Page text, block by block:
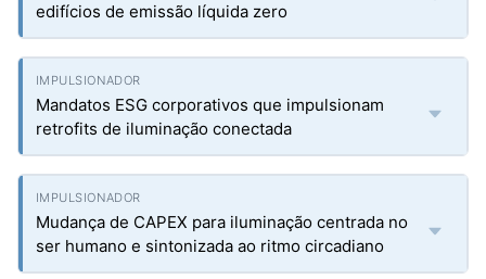
edifícios de emissão líquida zero
Mandatos ESG corporativos que impulsionam
retrofits de iluminação conectada
Mudança de CAPEX para iluminação centrada no
ser humano e sintonizada ao ritmo circadiano